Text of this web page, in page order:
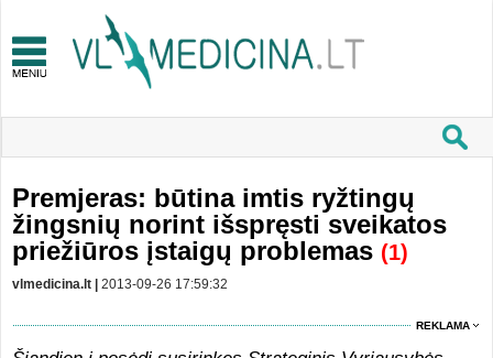
Premjeras: būtina imtis ryžtingų
žingsnių norint išspręsti sveikatos
priežiūros įstaigų problemas (1)
vlmedicina.lt | 2013-09-26 17:59:32
REKLAMA